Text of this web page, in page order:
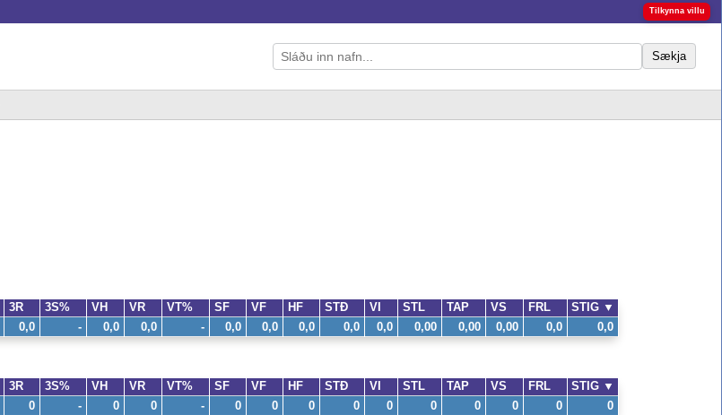
Tilkynna villu
Sækja
3R 3S% VH VR VT% SF VF HF STÐ VI STL TAP VS FRL STIG ▼
0 - 0 0 - 0 0 0 0 0 0 0 0 0 0
3R 3S% VH VR VT% SF VF HF STÐ VI STL TAP VS FRL STIG ▼
0,0 - 0,0 0,0 - 0,0 0,0 0,0 0,0 0,0 0,00 0,00 0,00 0,0 0,0